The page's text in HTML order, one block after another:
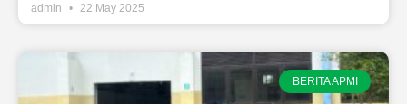
admin 22 May 2025
BERITA APMI